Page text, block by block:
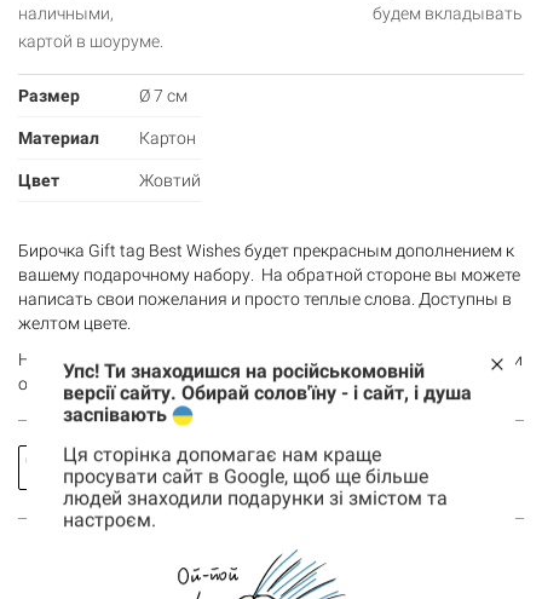
наличными,
картой в шоуруме.
будем вкладывать
Размер Ø 7 см
Материал Картон
Цвет Жовтий
Бирочка Gift tag Best Wishes будет прекрасным дополнением к
вашему подарочному набору. На обратной стороне вы можете
написать свои пожелания и просто теплые слова. Доступны в
желтом цвете.
Назовите, пожалуйста, желаемый цвет бирочки менеджеру при
оформлении заказа или оставьте комментарий.
Заказать
звонок
Спросить
про товар
Упс! Ти знаходишся на російськомовній
версії сайту. Обирай солов'їну - і сайт, і душа
заспівають
Ця сторінка допомагає нам краще
просувати сайт в Google, щоб ще більше
людей знаходили подарунки зі змістом та
настроєм.
Корзина 0 товары